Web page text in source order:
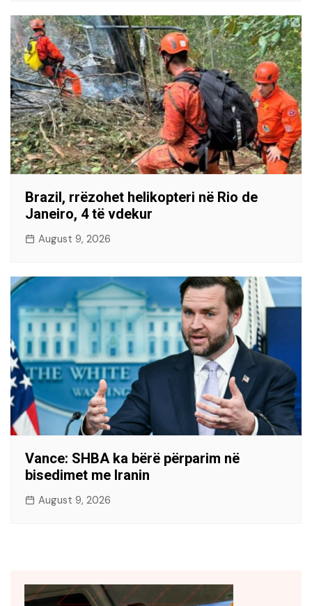
Brazil, rrëzohet helikopteri në Rio de
Janeiro, 4 të vdekur
August 9, 2026
Vance: SHBA ka bërë përparim në
bisedimet me Iranin
August 9, 2026